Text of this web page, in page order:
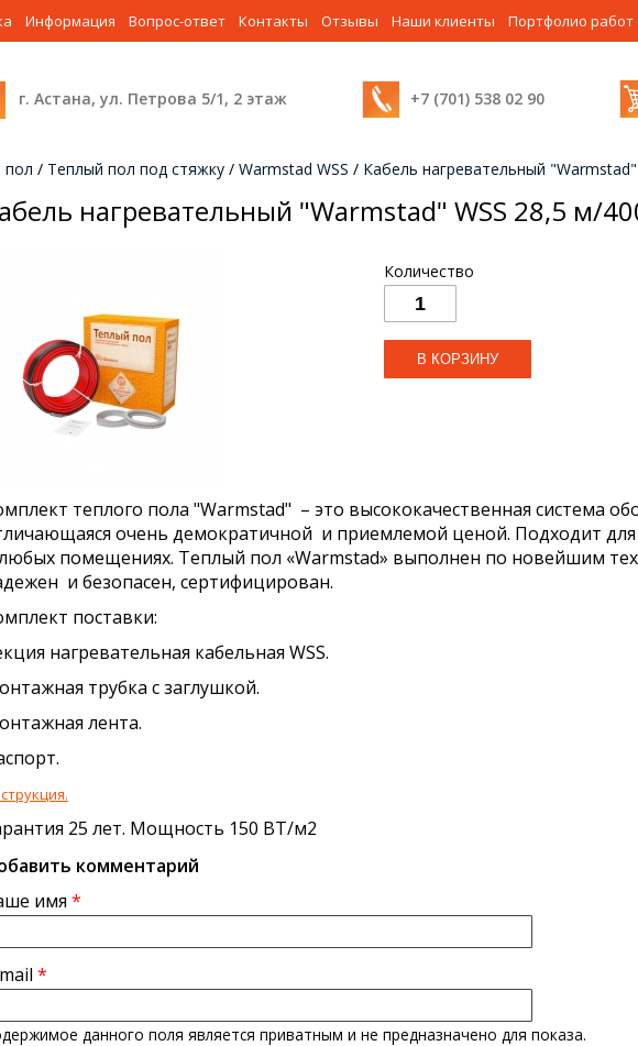
Информация Вопрос-ответ Контакты Отзывы Наши клиенты Портфолио работ
г. Астана, ул. Петрова 5/1, 2 этаж +7 (701) 538 02 90
пол / Теплый пол под стяжку / Warmstad WSS / Кабель нагревательный
нагревательный "Warmstad" WSS 28,5 м/
Количество
теплого пола "Warmstad" – это высококачественная система
очень демократичной и приемлемой ценой. Подходит для
помещениях. Теплый пол «Warmstad» выполнен по новейшим
и безопасен, сертифицирован.
поставки:
нагревательная кабельная WSS.
трубка с заглушкой.
лента.
25 лет. Мощность 150 ВТ/м2
комментарий
имя *
*
данного поля является приватным и не предназначено для показа.